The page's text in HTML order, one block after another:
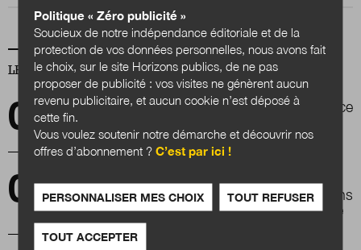
LES PLUS LUS
La prospective pour faire territoire, l'expérience
de Metz métropole
Les élus locaux de petites villes et la
participation citoyenne dans les projets urbains
: une question opérationnelle et de recherche
Politique « Zéro publicité »
Soucieux de notre indépendance éditoriale et de la
protection de vos données personnelles, nous avons fait
le choix, sur le site Horizons publics, de ne pas
proposer de publicité : vos visites ne génèrent aucun
revenu publicitaire, et aucun cookie n’est déposé à
cette fin.
Vous voulez soutenir notre démarche et découvrir nos
offres d’abonnement ?C’est par ici !
PERSONNALISER MES CHOIX TOUT REFUSER
TOUT ACCEPTER